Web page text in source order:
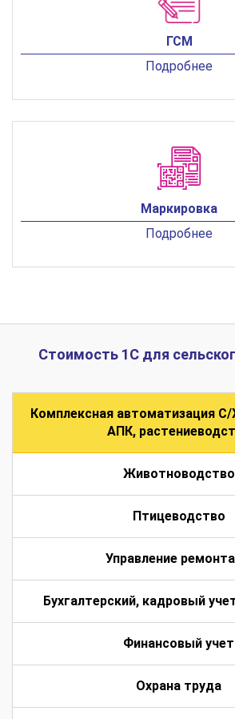
ГСМ
Подробнее
Маркировка
Подробнее
Стоимость 1С для
Комплексная автоматизация
АПК,
Животноводство
Птицеводство
Управление
Бухгалтерский, кадровый
Финансовый учет
Охрана труда